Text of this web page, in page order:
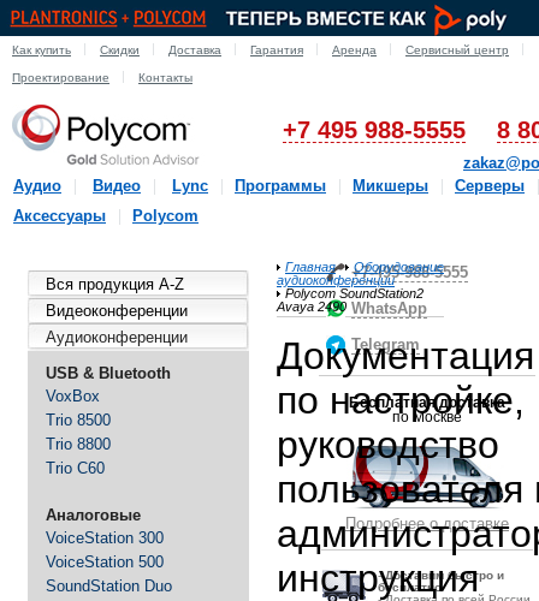
Как купить Скидки Доставка Гарантия Аренда Сервисный центр
Проектирование Контакты
+7 495 988-5555 8
Аудио
Видео Lync Программы Микшеры
Серверы
Аксессуары
Polycom
Вся продукция A-Z
Видеоконференции
Аудиоконференции
USB & Bluetooth
VoxBox
Trio 8500
Trio 8800
Trio C60
Аналоговые
VoiceStation 300
VoiceStation 500
SoundStation Duo
+7-495-988-5555
WhatsApp
Telegram
Бесплатная доставка
по Москве
Подробнее о доставке
-Доставим быстро и
бесплатно
Главная
Оборудование
аудиоконференции
Polycom SoundStation2
Avaya 2490
Документация
по настройке,
руководство
пользователя
инструкция